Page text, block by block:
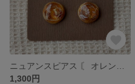
1,300円